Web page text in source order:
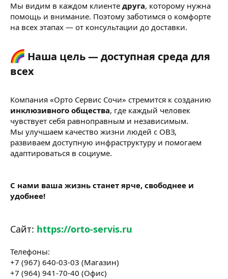
Мы видим в каждом клиенте друга, которому нужна
помощь и внимание. Поэтому заботимся о комфорте
на всех этапах — от консультации до доставки.
Наша цель — доступная среда для
всех​
Компания «Орто Сервис Сочи» стремится к созданию
инклюзивного общества, где каждый человек
чувствует себя равноправным и независимым.
Мы улучшаем качество жизни людей с ОВЗ,
развиваем доступную инфраструктуру и помогаем
адаптироваться в социуме.
С нами ваша жизнь станет ярче, свободнее и
удобнее!
Сайт: https://orto-servis.ru
Телефоны:
+7 (967) 640-03-03 (Магазин)
+7 (964) 941-70-40 (Офис)